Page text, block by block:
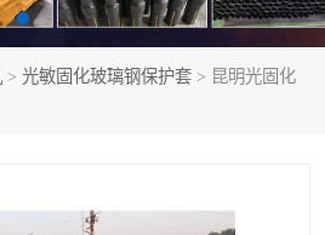
> 光敏固化玻璃钢保护套 > 昆明光固化
光敏固化玻璃钢保护套
接 电缆热缩附件